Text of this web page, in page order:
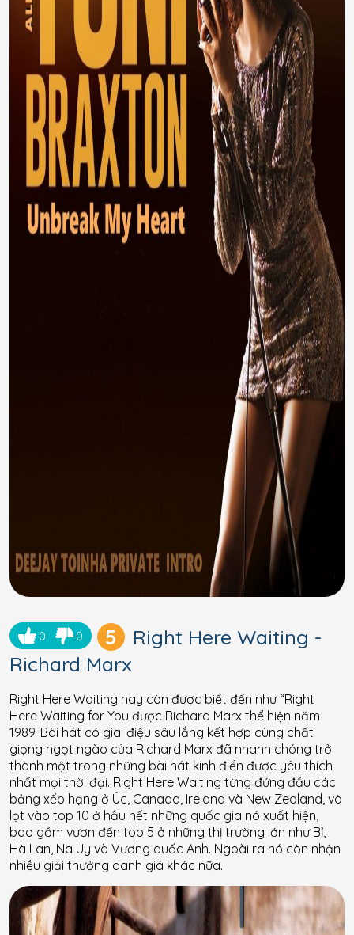
0 0 5
Right Here Waiting -
Richard Marx
Right Here Waiting hay còn được biết đến như “Right
Here Waiting for You được Richard Marx thể hiện năm
1989. Bài hát có giai điệu sâu lắng kết hợp cùng chất
giọng ngọt ngào của Richard Marx đã nhanh chóng trở
thành một trong những bài hát kinh điển được yêu thích
nhất mọi thời đại. Right Here Waiting từng đứng đầu các
bảng xếp hạng ở Úc, Canada, Ireland và New Zealand, và
lọt vào top 10 ở hầu hết những quốc gia nó xuất hiện,
bao gồm vươn đến top 5 ở những thị trường lớn như Bỉ,
Hà Lan, Na Uy và Vương quốc Anh. Ngoài ra nó còn nhận
nhiều giải thưởng danh giá khác nữa.